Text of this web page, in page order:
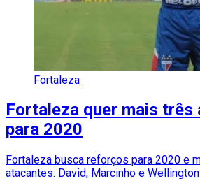
Fortaleza
Fortaleza quer mais três
para 2020
Fortaleza busca reforços para 2020 e
atacantes: David, Marcinho e